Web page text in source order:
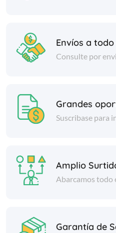
Envíos a
Consulte por
Grandes
Suscribase para
Amplio
Abarcamos todo
Garantía de